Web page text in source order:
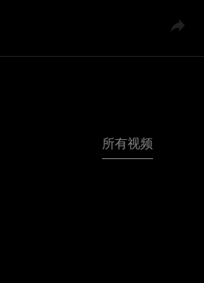
所有视频